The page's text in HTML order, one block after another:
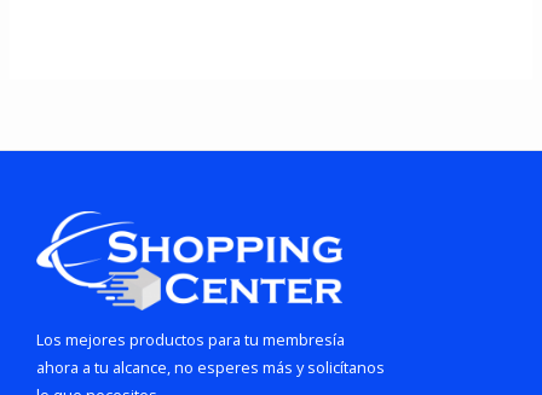
Los mejores productos para tu membresía
ahora a tu alcance, no esperes más y solicítanos